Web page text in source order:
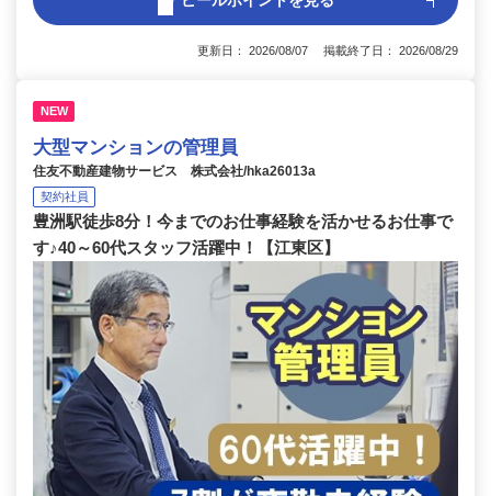
更新日： 2026/08/07 掲載終了日： 2026/08/29
NEW
大型マンションの管理員
住友不動産建物サービス 株式会社/hka26013a
契約社員
豊洲駅徒歩8分！今までのお仕事経験を活かせるお仕事で
す♪40～60代スタッフ活躍中！【江東区】